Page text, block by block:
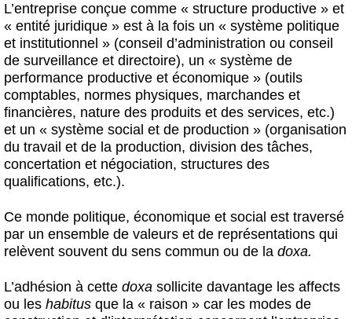
L’entreprise conçue comme « structure productive » et
« entité juridique » est à la fois un « système politique
et institutionnel » (conseil d’administration ou conseil
de surveillance et directoire), un « système de
performance productive et économique » (outils
comptables, normes physiques, marchandes et
financières, nature des produits et des services, etc.)
et un « système social et de production » (organisation
du travail et de la production, division des tâches,
concertation et négociation, structures des
qualifications, etc.).
Ce monde politique, économique et social est traversé
par un ensemble de valeurs et de représentations qui
relèvent souvent du sens commun ou de la doxa.
L’adhésion à cette doxa sollicite davantage les affects
ou les habitus que la « raison » car les modes de